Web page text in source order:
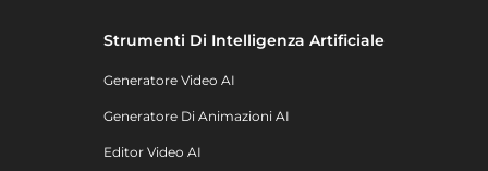
Strumenti Di Intelligenza Artificiale
Generatore Video AI
Generatore Di Animazioni AI
Editor Video AI